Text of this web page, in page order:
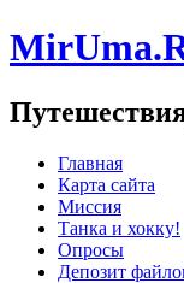
Главная
Карта сайта
Миссия
Танка и хокку!
Опросы
Депозит